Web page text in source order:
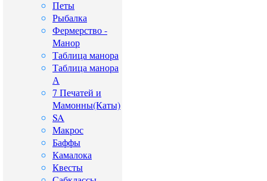
Петы
Рыбалка
Фермерство -
Манор
Таблица манора
Таблица манора
А
7 Печатей и
Мамонны(Каты)
SA
Макрос
Баффы
Камалока
Квесты